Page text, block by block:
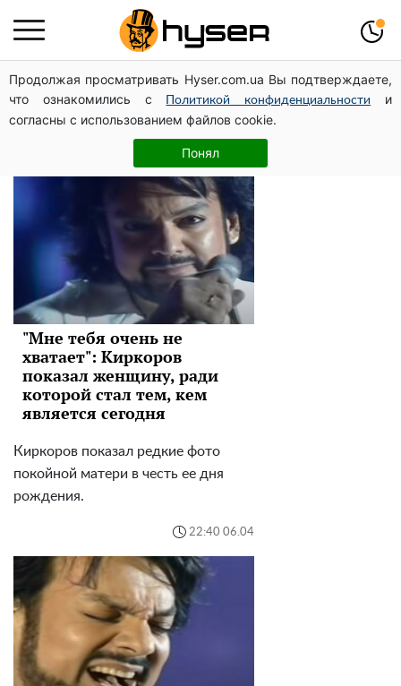
Продолжая просматривать Hyser.com.ua Вы подтверждаете,
что ознакомились с
Политикой конфиденциальности
и
согласны с использованием файлов cookie.
Понял
Филипп Киркоров
"Мне тебя очень не
хватает": Киркоров
показал женщину, ради
которой стал тем, кем
является сегодня
Киркоров показал редкие фото
покойной матери в честь ее дня
рождения.
22:40 06.04